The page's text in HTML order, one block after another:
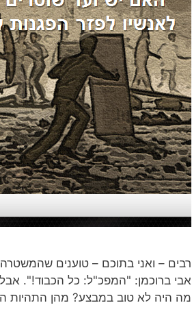
רבים – ואני בתוכם – טוענים
אבי ברוכמן: "המפכ"ל: כל הכבוד!".
מה היה לא טוב במבצע? מהן התהיות